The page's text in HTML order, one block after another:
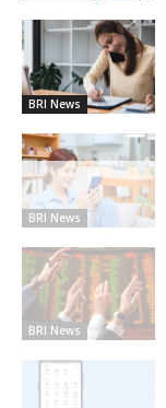
BRI News
BRI News
BRI News